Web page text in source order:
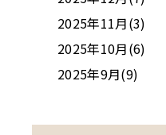
2025年11月(3)
2025年10月(6)
2025年9月(9)